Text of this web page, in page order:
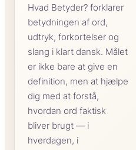
Hvad Betyder? forklarer
betydningen af ord,
udtryk, forkortelser og
slang i klart dansk. Målet
er ikke bare at give en
definition, men at hjælpe
dig med at forstå,
hvordan ord faktisk
bliver brugt — i
hverdagen, i